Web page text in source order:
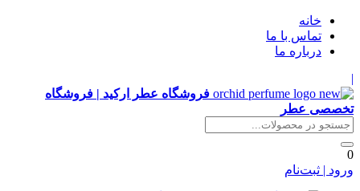
خانه
تماس با ما
درباره ما
|
فروشگاه عطر ارکید | فروشگاه
تخصصی عطر
0
ورود | ثبت‌نام